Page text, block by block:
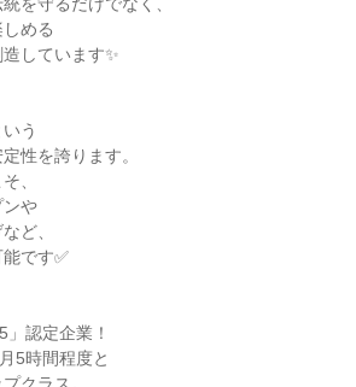
める
しています✨
う
性を誇ります。
、
ンや
ど、
です✅
」認定企業！
5時間程度と